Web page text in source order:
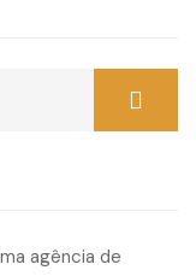
agência de